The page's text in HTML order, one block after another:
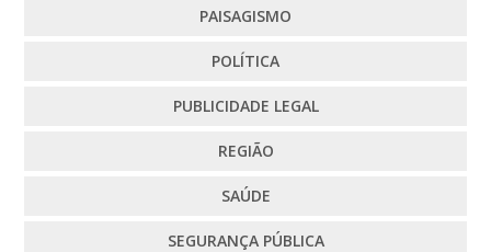
PAISAGISMO
POLÍTICA
PUBLICIDADE LEGAL
REGIÃO
SAÚDE
SEGURANÇA PÚBLICA